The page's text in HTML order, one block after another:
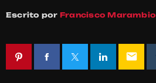
Escrito por Francisco Marambio
email